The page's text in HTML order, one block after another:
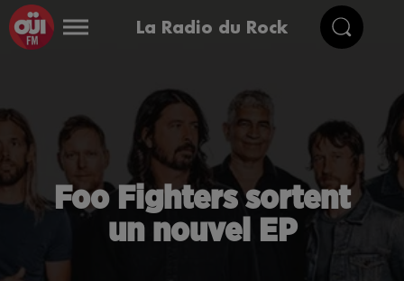
La Radio du Rock
Foo Fighters sortent
un nouvel EP